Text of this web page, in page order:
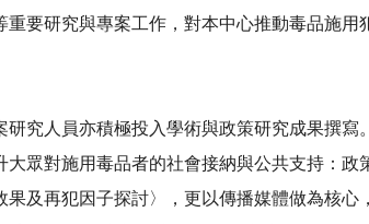
要研究與專案工作，對本中心推動毒品施
人員亦積極投入學術與政策研究成果撰寫
眾對施用毒品者的社會接納與公共支持：
果及再犯因子探討〉，更以傳播媒體做為核